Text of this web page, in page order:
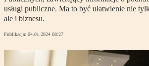
usługi publiczne. Ma to być ułatwienie nie
ale i biznesu.
Publikacja: 04.01.2024 08:27